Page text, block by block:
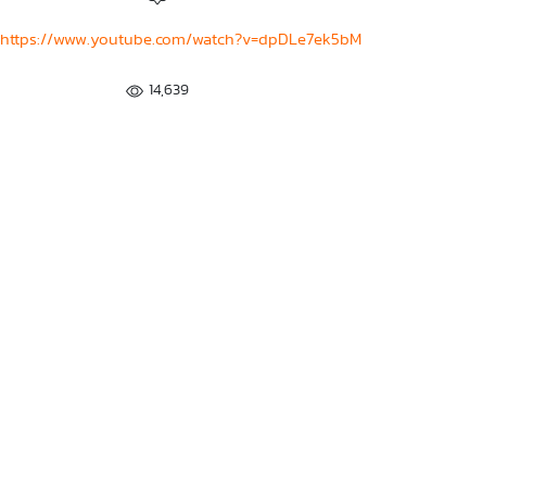
https://www.youtube.com/watch?v=dpDLe7ek5bM
14,639